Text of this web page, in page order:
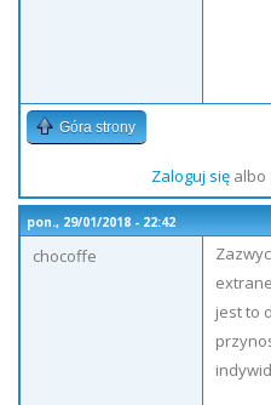
Góra strony
Zaloguj sięalbo
pon., 29/01/2018 - 22:42
chocoffe
jest to